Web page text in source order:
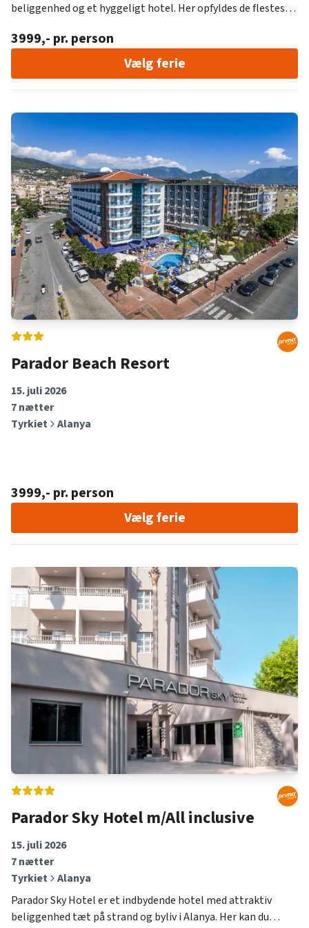
beliggenhed og et hyggeligt hotel. Her opfyldes de flestes
Vælg ferie
3999,- pr. person
Parador Beach Resort
15. juli 2026
7nætter
Tyrkiet
Alanya
Vælg ferie
3999,- pr. person
Parador Sky Hotel m/All inclusive
15. juli 2026
7nætter
Tyrkiet
Alanya
Parador Sky Hotel er et indbydende hotel med attraktiv
beliggenhed tæt på strand og byliv i Alanya. Her kan du